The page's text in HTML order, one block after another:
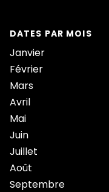
DATES PAR MOIS
Janvier
Février
Mars
Avril
Mai
Juin
Juillet
Août
Septembre